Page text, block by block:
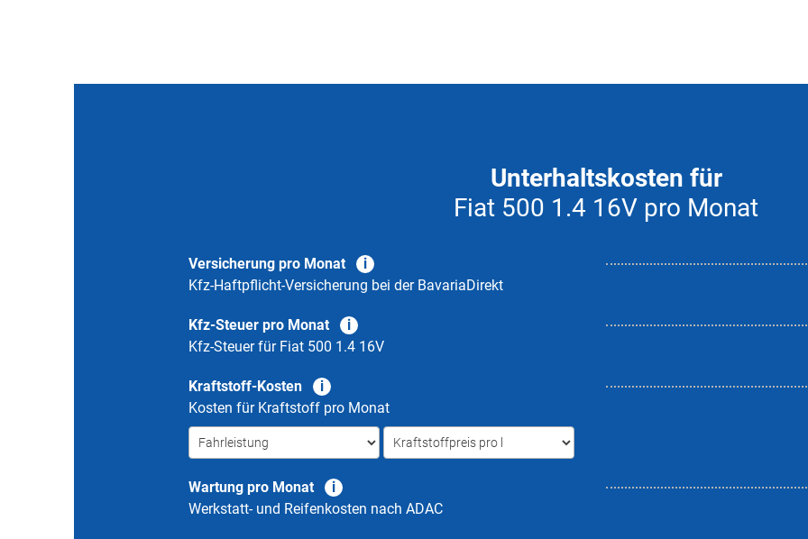
Unterhaltskosten für
Fiat 500 1.4 16V pro Monat
Versicherung pro Monat
Kfz-Haftpflicht-Versicherung bei der BavariaDirekt
Kfz-Steuer pro Monat
Kfz-Steuer für Fiat 500 1.4 16V
Kraftstoff-Kosten
Kosten für Kraftstoff pro Monat
Wartung pro Monat
Werkstatt- und Reifenkosten nach ADAC